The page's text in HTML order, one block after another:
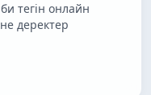
тегін онлайн
деректер